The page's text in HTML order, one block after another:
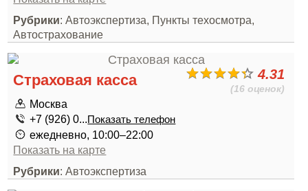
Рубрики: Автоэкспертиза, Пункты техосмотра,
Автострахование
4.31
(16 оценок)
Страховая касса
Москва
+7 (926) 0...Показать телефон
ежедневно, 10:00–22:00
Показать на карте
Рубрики: Автоэкспертиза